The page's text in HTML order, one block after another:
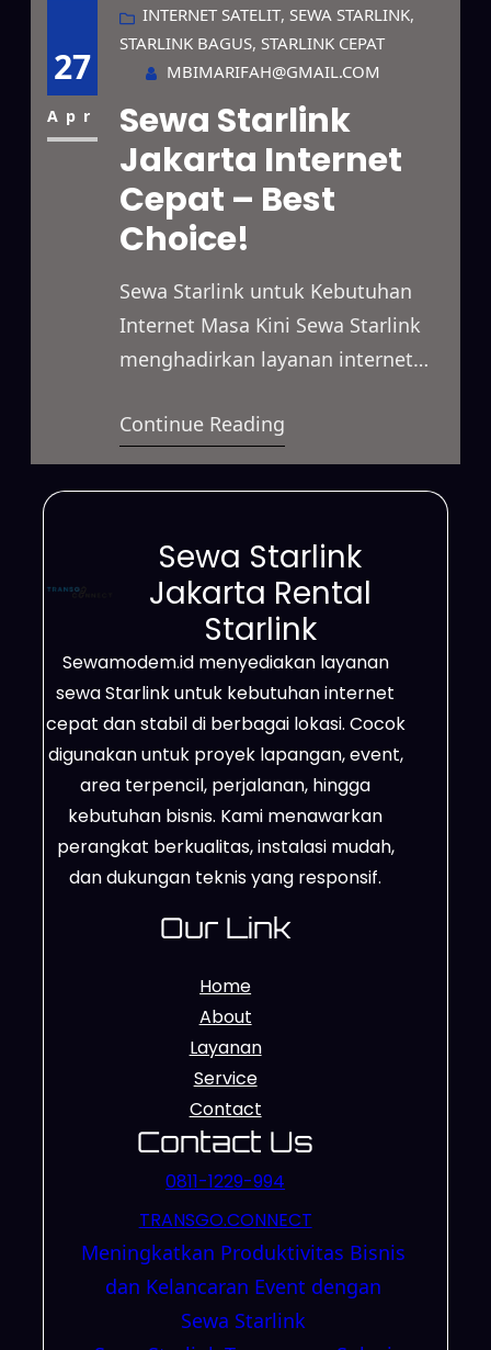
mampu memenuhi kebutuhan
bisnis, proyek lapangan, acara,
hingga penggunaan pribadi secara
fleksibel. Cakupan jaringannya
juga menjangkau area terpencil,
lokasi dengan sinyal terbatas,
sampai wilayah yang belum
tersedia jaringan fiber optik.
Dengan…
27
Apr
INTERNET SATELIT, SEWA STARLINK
STARLINK BAGUS, STARLINK CEPAT
MBIMARIFAH@GMAIL.COM
Sewa Starlink
Jakarta Internet
Cepat – Best
Choice!
Sewa Starlink untuk Kebutuhan
Internet Masa Kini Sewa Starlink
menghadirkan layanan internet
dapat dimanfaatkan dalam
berbagai situasi. Selain itu,
layanan ini mampu menunjang
lapangan, acara, hingga
penggunaan pribadi dengan lebih
fleksibel. Jangkauannya pun
mencakup daerah terpencil, area
dengan sinyal lemah, sampai
wilayah yang belum terhubung
jaringan fiber optik.…
Continue Reading
Sewa Starlink
Jakarta Rental
Starlink
Sewamodem.id menyediakan layanan
sewa Starlink untuk kebutuhan internet
cepat dan stabil di berbagai lokasi. Cocok
digunakan untuk proyek lapangan, event,
area terpencil, perjalanan, hingga
kebutuhan bisnis. Kami menawarkan
perangkat berkualitas, instalasi mudah,
dan dukungan teknis yang responsif.
Our Link
Home
About
Layanan
Service
Contact
Contact Us
0811-1229-994
TRANSGO.CONNECT
Meningkatkan Produktivitas Bisnis
dan Kelancaran Event dengan
Sewa Starlink